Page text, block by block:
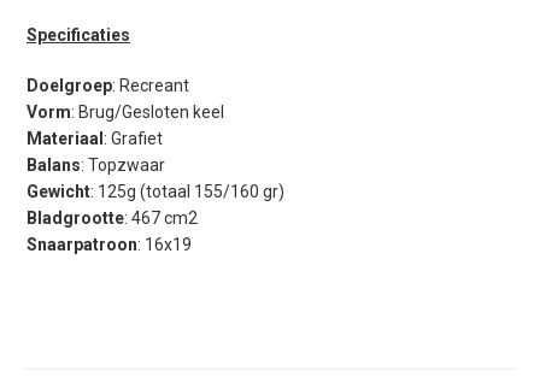
Specificaties
Doelgroep: Recreant
Vorm: Brug/Gesloten keel
Materiaal : Grafiet
Balans: Topzwaar
Gewicht: 125g (totaal 155/160 gr)
Bladgrootte: 467 cm2
Snaarpatroon: 16x19